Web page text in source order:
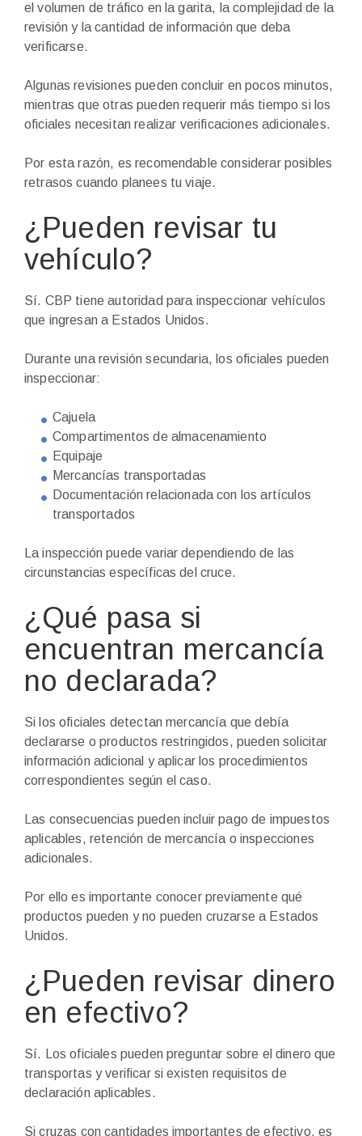
el volumen de tráfico en la garita, la complejidad de la
revisión y la cantidad de información que deba
verificarse.
Algunas revisiones pueden concluir en pocos minutos,
mientras que otras pueden requerir más tiempo si los
oficiales necesitan realizar verificaciones adicionales.
Por esta razón, es recomendable considerar posibles
retrasos cuando planees tu viaje.
¿Pueden revisar tu
vehículo?
Sí. CBP tiene autoridad para inspeccionar vehículos
que ingresan a Estados Unidos.
Durante una revisión secundaria, los oficiales pueden
inspeccionar:
Cajuela
Compartimentos de almacenamiento
Equipaje
Mercancías transportadas
Documentación relacionada con los artículos
transportados
La inspección puede variar dependiendo de las
circunstancias específicas del cruce.
¿Qué pasa si
encuentran mercancía
no declarada?
Si los oficiales detectan mercancía que debía
declararse o productos restringidos, pueden solicitar
información adicional y aplicar los procedimientos
correspondientes según el caso.
Las consecuencias pueden incluir pago de impuestos
aplicables, retención de mercancía o inspecciones
adicionales.
Por ello es importante conocer previamente qué
productos pueden y no pueden cruzarse a Estados
Unidos.
¿Pueden revisar dinero
en efectivo?
Sí. Los oficiales pueden preguntar sobre el dinero que
transportas y verificar si existen requisitos de
declaración aplicables.
Si cruzas con cantidades importantes de efectivo, es